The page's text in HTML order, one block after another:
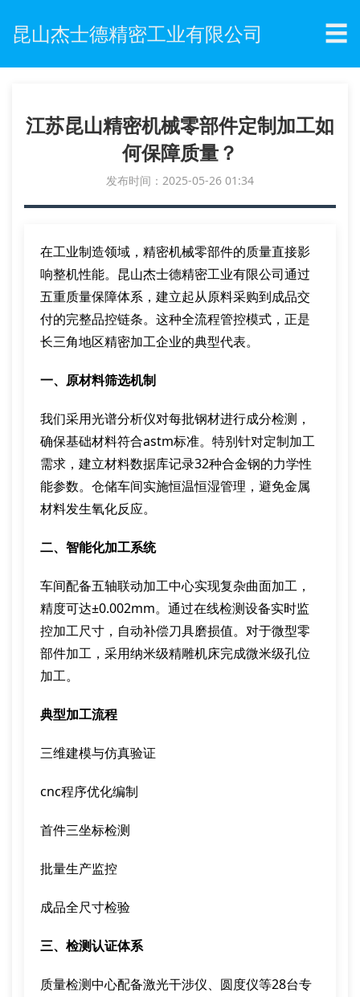
昆山杰士德精密工业有限公司 ☰
江苏昆山精密机械零部件定制加工如
何保障质量？
发布时间：2025-05-26 01:34
在工业制造领域，精密机械零部件的质量直接影
响整机性能。昆山杰士德精密工业有限公司通过
五重质量保障体系，建立起从原料采购到成品交
付的完整品控链条。这种全流程管控模式，正是
长三角地区精密加工企业的典型代表。
一、原材料筛选机制
我们采用光谱分析仪对每批钢材进行成分检测，
确保基础材料符合astm标准。特别针对定制加工
需求，建立材料数据库记录32种合金钢的力学性
能参数。仓储车间实施恒温恒湿管理，避免金属
材料发生氧化反应。
二、智能化加工系统
车间配备五轴联动加工中心实现复杂曲面加工，
精度可达±0.002mm。通过在线检测设备实时监
控加工尺寸，自动补偿刀具磨损值。对于微型零
部件加工，采用纳米级精雕机床完成微米级孔位
加工。
典型加工流程
三维建模与仿真验证
cnc程序优化编制
首件三坐标检测
批量生产监控
成品全尺寸检验
三、检测认证体系
质量检测中心配备激光干涉仪、圆度仪等28台专